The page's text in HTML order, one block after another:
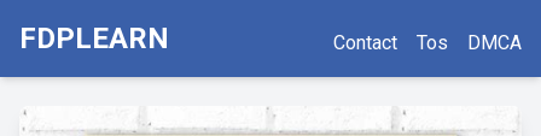
FDPLEARN Contact Tos DMCA